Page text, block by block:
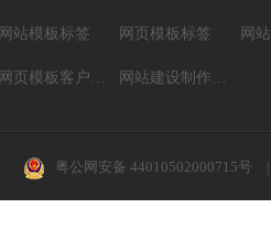
网站模板标签 网页模板标签
网页模板客户案例 网站建设制作知识
粤公网安备 44010502000715号 |